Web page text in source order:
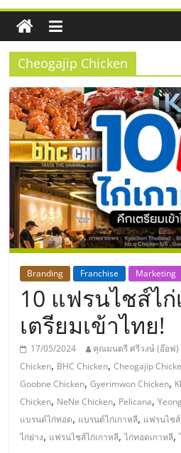
ธุรกิจ
SME
แห่ง
ประเทศไท
รวม
ธุรกิจ
เอ
ส
เอ็
มอี
Cheogajip Chicken
Branding Franchise Marketing
10 แฟรนไชส์ไ
เตรียมเข้าไทย!
17/05/2024 คุณมนตรี ศรีวงษ์ (อ๊อฟ)
Chicken, BHC Chicken,Cheogajip
Goobne Chicken,Gyerimwon Chicken,
Chicken, NeNe Chicken, Pelicana,
แบรนด์ไก่ทอด, แบรนด์ไก่เกาหลี, แฟรนไชส์
ไก่ย่าง, แฟรนไชส์ไก่เกาหลี,ไก่ทอดเกาหลี,